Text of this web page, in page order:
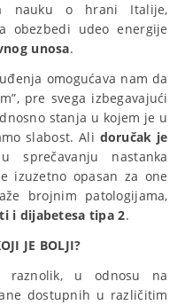
nauku o hrani Italije,
obezbedi udeo energije
unosa.
omogućava nam da
pre svega izbegavajući
stanja u kojem je u
slabost. Ali doručak je
sprečavanju nastanka
izuzetno opasan za one
brojnim patologijama,
i dijabetesa tipa 2.
JE BOLJI?
raznolik, u odnosu na
dostupnih u različitim